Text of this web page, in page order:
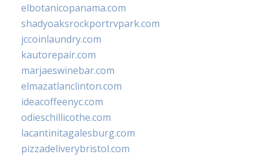
elbotanicopanama.com
shadyoaksrockportrvpark.com
jccoinlaundry.com
kautorepair.com
marjaeswinebar.com
elmazatlanclinton.com
ideacoffeenyc.com
odieschillicothe.com
lacantinitagalesburg.com
pizzadeliverybristol.com